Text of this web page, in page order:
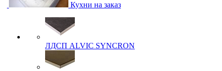
Кухни на заказ
ЛДСП ALVIC SYNCRON